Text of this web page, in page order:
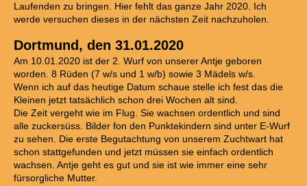
Laufenden zu bringen. Hier fehlt das ganze Jahr 2020. Ich
werde versuchen dieses in der nächsten Zeit nachzuholen.
Dortmund, den 31.01.2020
Am 10.01.2020 ist der 2. Wurf von unserer Antje geboren
worden. 8 Rüden (7 w/s und 1 w/b) sowie 3 Mädels w/s.
Wenn ich auf das heutige Datum schaue stelle ich fest das die
Kleinen jetzt tatsächlich schon drei Wochen alt sind.
Die Zeit vergeht wie im Flug. Sie wachsen ordentlich und sind
alle zuckersüss. Bilder fon den Punktekindern sind unter E-Wurf
zu sehen. Die erste Begutachtung von unserem Zuchtwart hat
schon stattgefunden und jetzt müssen sie einfach ordentlich
wachsen. Antje geht es gut und sie ist wie immer eine sehr
fürsorgliche Mutter.